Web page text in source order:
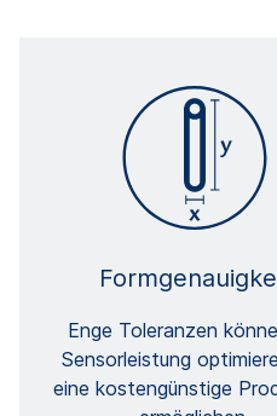
Enge Toleranzen
Sensorleistung
eine kostengünstige